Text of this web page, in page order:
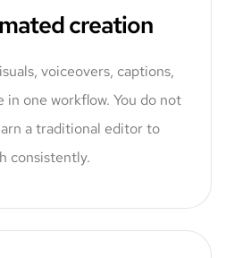
creation
voiceovers, captions,
one workflow. You do not
a traditional editor to
consistently.